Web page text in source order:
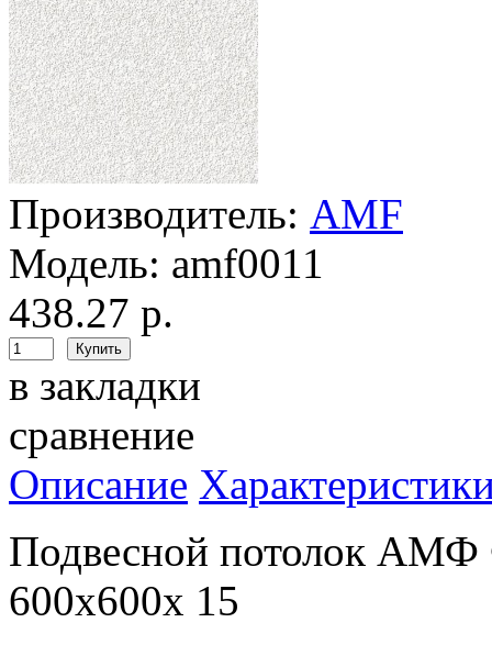
Производитель: AMF
Модель: amf0011
438.27 р.
в закладки
сравнение
Описание
Подвесной потолок
600x600x 15